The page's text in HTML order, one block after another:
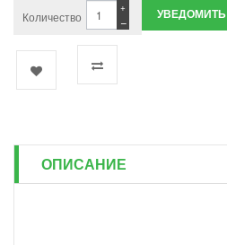
Количество −
+ УВЕДОМИТЬ
ОПИСАНИЕ